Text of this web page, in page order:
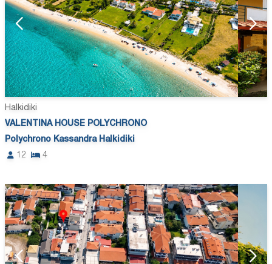
Halkidiki
VALENTINA HOUSE POLYCHRONO
Polychrono Kassandra Halkidiki
12
4